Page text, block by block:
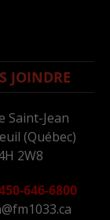
JOINDRE
Saint-Jean
(Québec)
2W8
646-6800